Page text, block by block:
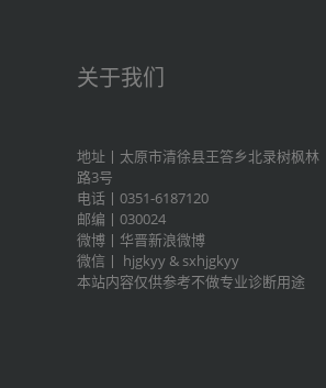
关于我们
地址丨太原市清徐县王答乡北录树枫林
路3号
电话丨0351-6187120
邮编丨030024
微博丨 华晋新浪微博
微信丨 hjgkyy & sxhjgkyy
本站内容仅供参考不做专业诊断用途